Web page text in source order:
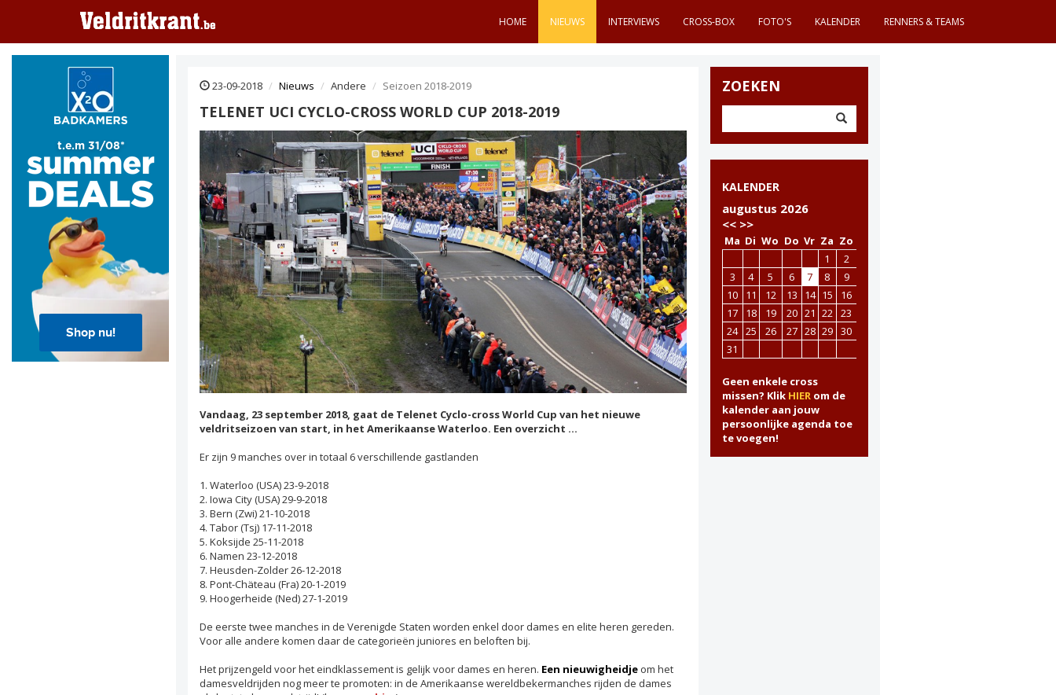
HOME NIEUWS INTERVIEWS CROSS-BOX FOTO'S KALENDER RENNERS & TEAMS
23-09-2018 Nieuws Andere Seizoen 2018-2019
TELENET UCI CYCLO-CROSS WORLD CUP 2018-2019
Vandaag, 23 september 2018, gaat de Telenet Cyclo-cross World Cup van het nieuwe
veldritseizoen van start, in het Amerikaanse Waterloo. Een overzicht ...
Er zijn 9 manches over in totaal 6 verschillende gastlanden
1. Waterloo (USA) 23-9-2018
2. Iowa City (USA) 29-9-2018
3. Bern (Zwi) 21-10-2018
4. Tabor (Tsj) 17-11-2018
5. Koksijde 25-11-2018
6. Namen 23-12-2018
7. Heusden-Zolder 26-12-2018
8. Pont-Chäteau (Fra) 20-1-2019
9. Hoogerheide (Ned) 27-1-2019
De eerste twee manches in de Verenigde Staten worden enkel door dames en elite heren gereden.
Voor alle andere komen daar de categorieën juniores en beloften bij.
Het prijzengeld voor het eindklassement is gelijk voor dames en heren. Een nieuwigheidje om het
damesveldrijden nog meer te promoten: in de Amerikaanse wereldbekermanches rijden de dames
ZOEKEN
KALENDER
augustus 2026
<< >>
Ma Di Wo Do Vr Za Zo
1
2
3
4 5 6 7 8
9
10
11 12 13 14 15
16
17
18 19 20 21 22 23
24 25 26 27 28 29 30
31
Geen enkele cross
missen? Klik HIERom de
kalender aan jouw
persoonlijke agenda toe
te voegen!